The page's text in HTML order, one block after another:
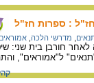
חז"ל : ספרות חז"ל
מדרשי הלכה אמוראים
חורבן בית שני:
ל"אמוראים",